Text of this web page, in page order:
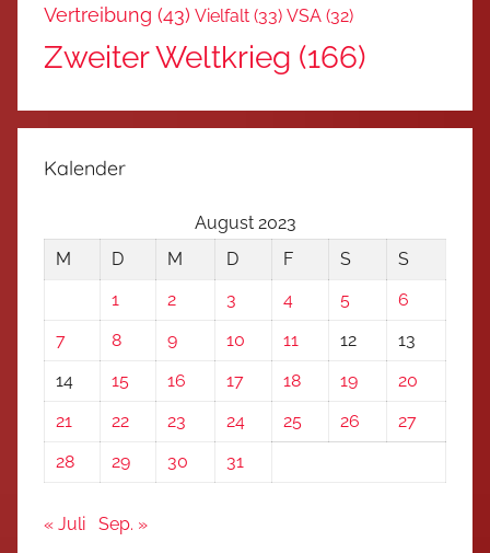
Vertreibung (43) Vielfalt (33) VSA (32)
Zweiter Weltkrieg (166)
Kalender
August 2023
M
D M D F S
S
1
2 3 4 5
6
7
8 9 10 11 12
13
14
15 16 17 18 19
20
21
22 23 24 25 26
27
28
29 30 31
« Juli Sep. »